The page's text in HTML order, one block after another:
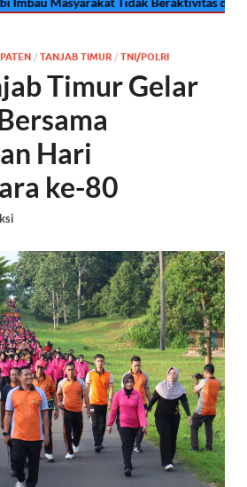
/ TANJAB TIMUR / TNI/POLRI
Timur Gelar
Hari
ke-80